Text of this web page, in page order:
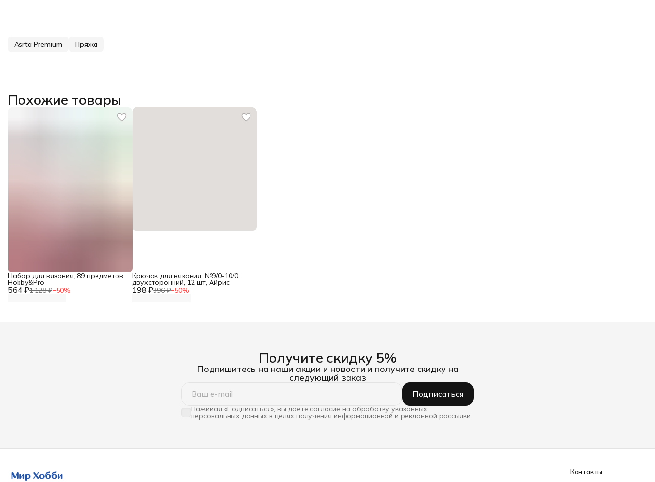
Asrta Premium Пряжа
Похожие товары
564 ₽1 128 ₽−50%
Набор для вязания, 89 предметов,
Hobby&Pro
198 ₽396 ₽−50%
Крючок для вязания, №9/0-10/0,
двухсторонний, 12 шт, Айрис
Получите скидку 5%
Подпишитесь на наши акции и новости и получите скидку на
следующий заказ
Подписаться
Нажимая «Подписаться», вы даете согласие на обработку указанных
персональных данных в целях получения информационной и рекламной рассылки
Контакты